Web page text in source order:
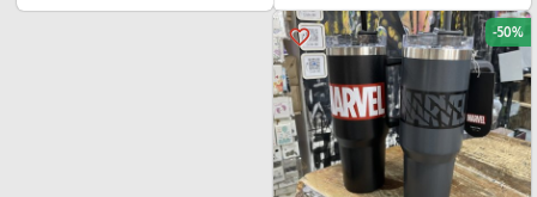
favorite_border -50%